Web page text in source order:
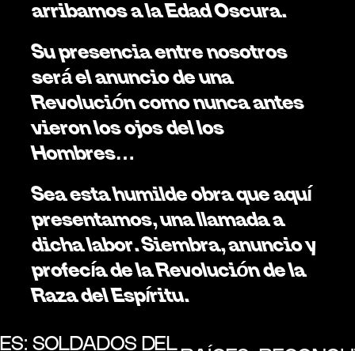
arribamos a la Edad Oscura.
Su presencia entre nosotros
será el anuncio de una
Revolución como nunca antes
vieron los ojos del los
Hombres…
Sea esta humilde obra que aquí
presentamos, una llamada a
dicha labor. Siembra, anuncio y
profecía de la Revolución de la
Raza del Espíritu.
SOLDADOS DEL